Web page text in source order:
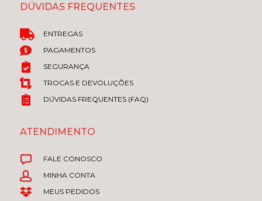
DÚVIDAS FREQUENTES
ENTREGAS
PAGAMENTOS
SEGURANÇA
TROCAS E DEVOLUÇÕES
DÚVIDAS FREQUENTES (FAQ)
ATENDIMENTO
FALE CONOSCO
MINHA CONTA
MEUS PEDIDOS